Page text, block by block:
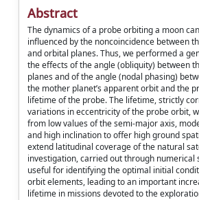
Abstract
The dynamics of a probe orbiting a moon
influenced by the noncoincidence between
and orbital planes. Thus, we performed a
the effects of the angle (obliquity) between
planes and of the angle (nodal phasing)
the mother planet’s apparent orbit and the
lifetime of the probe. The lifetime, strictly
variations in eccentricity of the probe orbit,
from low values of the semi-major axis,
and high inclination to offer high ground
extend latitudinal coverage of the natural
investigation, carried out through numerical
useful for identifying the optimal initial
orbit elements, leading to an important
lifetime in missions devoted to the